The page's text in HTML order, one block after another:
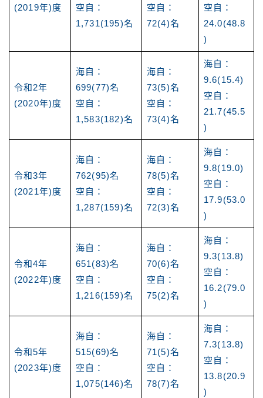
(2019年)度
空自：
1,731(195)名
空自：
72(4)名
空自：
24.0(48.8
)
令和2年
(2020年)度
海自：
699(77)名
空自：
1,583(182)名
海自：
73(5)名
空自：
73(4)名
海自：
9.6(15.4)
空自：
21.7(45.5
)
令和3年
(2021年)度
海自：
762(95)名
空自：
1,287(159)名
海自：
78(5)名
空自：
72(3)名
海自：
9.8(19.0)
空自：
17.9(53.0
)
令和4年
(2022年)度
海自：
651(83)名
空自：
1,216(159)名
海自：
70(6)名
空自：
75(2)名
海自：
9.3(13.8)
空自：
16.2(79.0
)
令和5年
(2023年)度
海自：
515(69)名
空自：
1,075(146)名
海自：
71(5)名
空自：
78(7)名
海自：
7.3(13.8)
空自：
13.8(20.9
)